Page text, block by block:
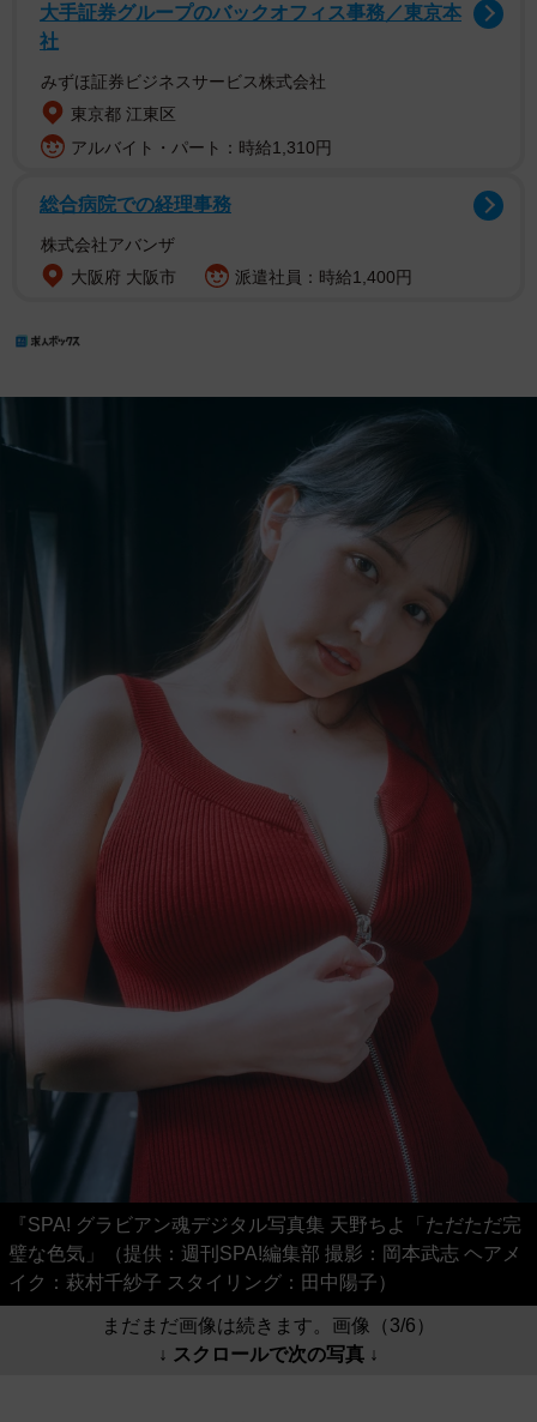
大手証券グループのバックオフィス事務／東京本
社
みずほ証券ビジネスサービス株式会社
東京都 江東区
アルバイト・パート：時給1,310円
総合病院での経理事務
株式会社アバンザ
大阪府 大阪市
派遣社員：時給1,400円
『SPA! グラビアン魂デジタル写真集 天野ちよ「ただただ完
璧な色気」（提供：週刊SPA!編集部 撮影：岡本武志 ヘアメ
イク：萩村千紗子 スタイリング：田中陽子）
まだまだ画像は続きます。画像（3/6）
↓ スクロールで次の写真 ↓